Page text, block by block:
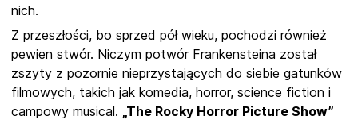
nich.
Z przeszłości, bo sprzed pół wieku, pochodzi również
pewien stwór. Niczym potwór Frankensteina został
zszyty z pozornie nieprzystających do siebie gatunków
filmowych, takich jak komedia, horror, science fiction i
campowy musical. „The Rocky Horror Picture Show”